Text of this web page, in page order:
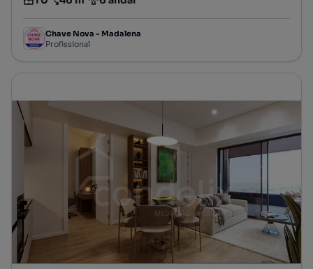
Tipologia
Preço por metro quadrado
Andar
Chave Nova - Madalena
Profissional